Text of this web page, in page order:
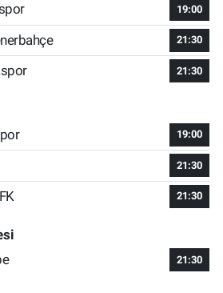
19:00
21:30
21:30
19:00
21:30
21:30
21:30